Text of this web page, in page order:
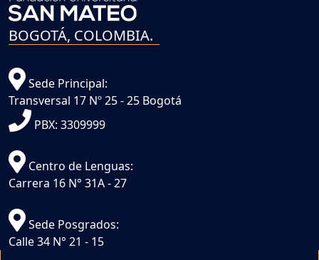
BOGOTÁ, COLOMBIA.
Sede Principal:
Transversal 17 Nº 25 - 25 Bogotá
PBX: 3309999
Centro de Lenguas:
Carrera 16 N° 31A - 27
Sede Posgrados:
Calle 34 N° 21 - 15